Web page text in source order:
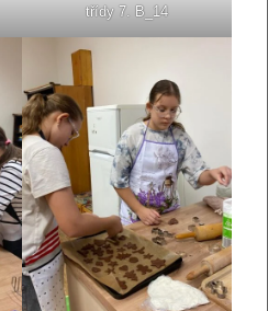
třídy 7. B_14